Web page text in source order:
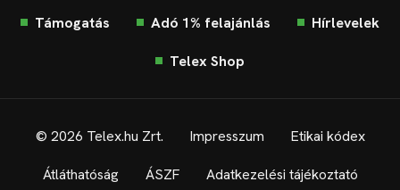
Támogatás Adó 1% felajánlás Hírlevelek
Telex Shop
© 2026 Telex.hu Zrt. Impresszum Etikai kódex
Átláthatóság ÁSZF Adatkezelési tájékoztató